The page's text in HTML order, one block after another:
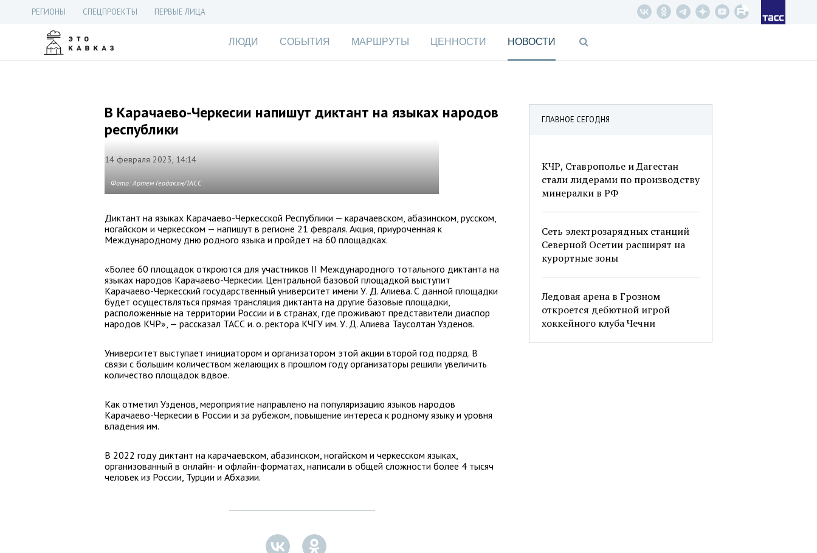
РЕГИОНЫ СПЕЦПРОЕКТЫ ПЕРВЫЕ ЛИЦА
ЛЮДИ СОБЫТИЯ МАРШРУТЫ ЦЕННОСТИ НОВОСТИ
ГЛАВНОЕ СЕГОДНЯ
КЧР, Ставрополье и Дагестан
стали лидерами по производству
минералки в РФ
Сеть электрозарядных станций
Северной Осетии расширят на
курортные зоны
Ледовая арена в Грозном
откроется дебютной игрой
хоккейного клуба Чечни
В Карачаево-Черкесии напишут диктант на языках народов
республики
14 февраля 2023, 14:14
Фото: Артем Геодакян/ТАСС
Диктант на языках Карачаево-Черкесской Республики — карачаевском, абазинском, русском,
ногайском и черкесском — напишут в регионе 21 февраля. Акция, приуроченная к
Международному дню родного языка и пройдет на 60 площадках.
«Более 60 площадок откроются для участников II Международного тотального диктанта на
языках народов Карачаево-Черкесии. Центральной базовой площадкой выступит
Карачаево-Черкесский государственный университет имени У. Д. Алиева. С данной площадки
будет осуществляться прямая трансляция диктанта на другие базовые площадки,
расположенные на территории России и в странах, где проживают представители диаспор
народов КЧР», — рассказал ТАСС и. о. ректора КЧГУ им. У. Д. Алиева Таусолтан Узденов.
Университет выступает инициатором и организатором этой акции второй год подряд. В
связи с большим количеством желающих в прошлом году организаторы решили увеличить
количество площадок вдвое.
Как отметил Узденов, мероприятие направлено на популяризацию языков народов
Карачаево-Черкесии в России и за рубежом, повышение интереса к родному языку и уровня
владения им.
В 2022 году диктант на карачаевском, абазинском, ногайском и черкесском языках,
организованный в онлайн- и офлайн-форматах, написали в общей сложности более 4 тысяч
человек из России, Турции и Абхазии.